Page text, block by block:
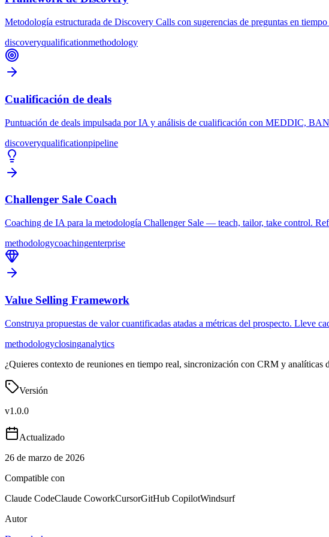
Metodología estructurada de Discovery Calls con sugerencias de preguntas en
discoveryqualificationmethodology
Cualificación de deals
Puntuación de deals impulsada por IA y análisis de cualificación con MEDDIC,
discoveryqualificationpipeline
Challenger Sale Coach
Coaching de IA para la metodología Challenger Sale — teach, tailor, take control.
methodologycoachingenterprise
Value Selling Framework
Construya propuestas de valor cuantificadas atadas a métricas del prospecto. Lleve
methodologyclosinganalytics
¿Quieres contexto de reuniones en tiempo real, sincronización con CRM y analíticas
Versión
v1.0.0
Actualizado
26 de marzo de 2026
Compatible con
Claude CodeClaude CoworkCursorGitHub CopilotWindsurf
Autor